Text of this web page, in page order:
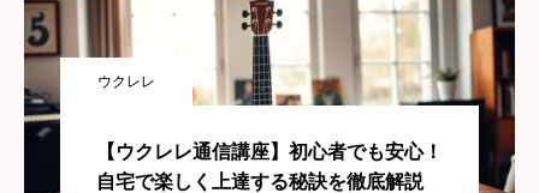
ウクレレ
【ウクレレ通信講座】初心者でも安心！
自宅で楽しく上達する秘訣を徹底解説